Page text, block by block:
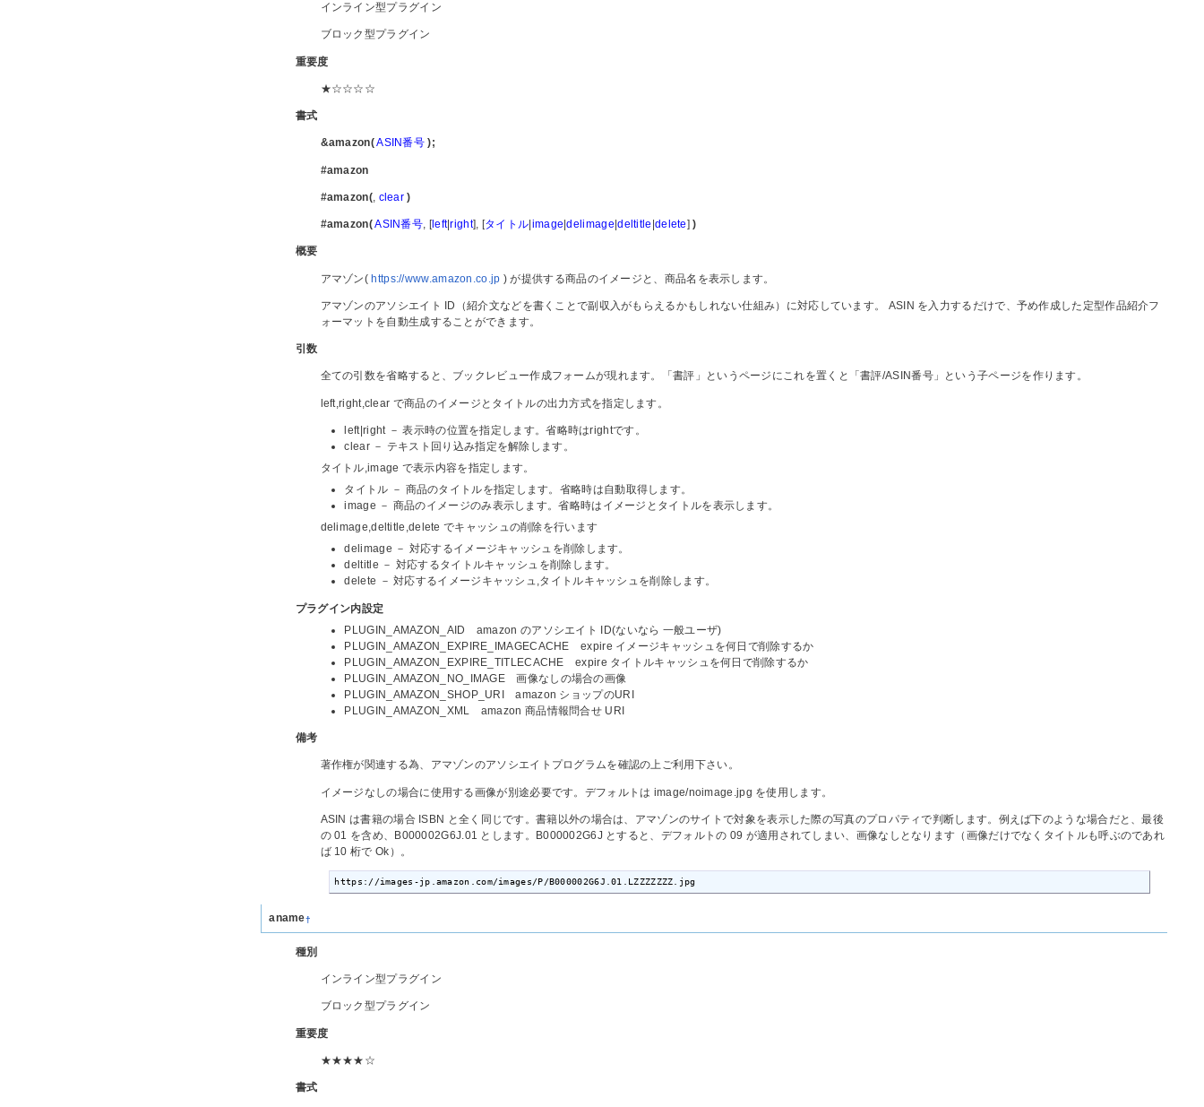
インライン型プラグイン
ブロック型プラグイン
重要度
★☆☆☆☆
書式
&amazon(ASIN番号 );
#amazon
#amazon(, clear )
#amazon(ASIN番号, [left|right], [タイトル image |delimage |deltitle delete])
概要
アマゾン(https://www.amazon.co.jp ) が提供する商品のイメージと、商品名を表示します。
アマゾンのアソシエイト ID（紹介文などを書くことで副収入がもらえるかもしれない仕組み）に対応しています。 ASIN を入力するだけで、予め作成した定型作品紹介フ
ォーマットを自動生成することができます。
引数
全ての引数を省略すると、ブックレビュー作成フォームが現れます。「書評」というページにこれを置くと「書評/ASIN番号」という子ページを作ります。
left,right,clear で商品のイメージとタイトルの出力方式を指定します。
left|right － 表示時の位置を指定します。省略時はrightです。
clear － テキスト回り込み指定を解除します。
タイトル,image で表示内容を指定します。
タイトル － 商品のタイトルを指定します。省略時は自動取得します。
image － 商品のイメージのみ表示します。省略時はイメージとタイトルを表示します。
delimage,deltitle,delete でキャッシュの削除を行います
delimage － 対応するイメージキャッシュを削除します。
deltitle － 対応するタイトルキャッシュを削除します。
delete － 対応するイメージキャッシュ,タイトルキャッシュを削除します。
プラグイン内設定
PLUGIN_AMAZON_AID amazon のアソシエイト ID(ないなら 一般ユーザ)
PLUGIN_AMAZON_EXPIRE_IMAGECACHE expire イメージキャッシュを何日で削除するか
PLUGIN_AMAZON_EXPIRE_TITLECACHE expire タイトルキャッシュを何日で削除するか
PLUGIN_AMAZON_NO_IMAGE 画像なしの場合の画像
PLUGIN_AMAZON_SHOP_URI amazon ショップのURI
PLUGIN_AMAZON_XML amazon 商品情報問合せ URI
備考
著作権が関連する為、アマゾンのアソシエイトプログラムを確認の上ご利用下さい。
イメージなしの場合に使用する画像が別途必要です。デフォルトは image/noimage.jpg を使用します。
ASIN は書籍の場合 ISBN と全く同じです。書籍以外の場合は、アマゾンのサイトで対象を表示した際の写真のプロパティで判断します。例えば下のような場合だと、最後
の 01 を含め、B000002G6J.01 とします。B000002G6J とすると、デフォルトの 09 が適用されてしまい、画像なしとなります（画像だけでなくタイトルも呼ぶのであれ
ば 10 桁で Ok）。
https://images-jp.amazon.com/images/P/B000002G6J.01.LZZZZZZZ.jpg
aname†
種別
インライン型プラグイン
ブロック型プラグイン
重要度
★★★★☆
書式